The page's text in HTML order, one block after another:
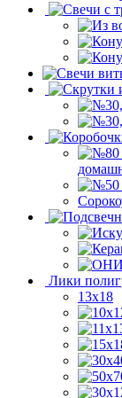
Лики
13x18